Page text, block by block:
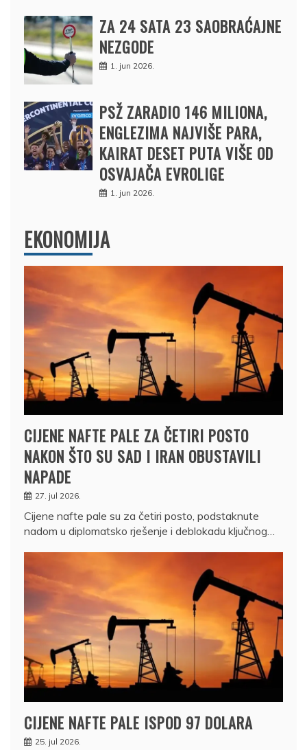
ZA 24 SATA 23 SAOBRAĆAJNE
NEZGODE
1. jun 2026.
PSŽ ZARADIO 146 MILIONA,
ENGLEZIMA NAJVIŠE PARA,
KAIRAT DESET PUTA VIŠE OD
OSVAJAČA EVROLIGE
1. jun 2026.
EKONOMIJA
CIJENE NAFTE PALE ZA ČETIRI POSTO
NAKON ŠTO SU SAD I IRAN OBUSTAVILI
NAPADE
27. jul 2026.
Cijene nafte pale su za četiri posto, podstaknute
nadom u diplomatsko rješenje i deblokadu ključnog…
CIJENE NAFTE PALE ISPOD 97 DOLARA
25. jul 2026.